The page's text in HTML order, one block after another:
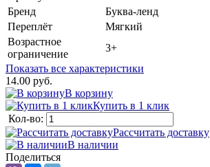
Бренд
Буква-ленд
Переплёт
Мягкий
Возрастное
ограничение
3+
Показать все характеристики
14.00 руб.
В корзину
Купить в 1 клик
Кол-во:
Рассчитать доставку
В наличии
Поделиться